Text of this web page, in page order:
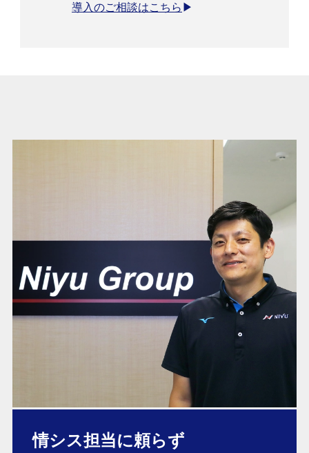
導入のご相談はこちら ▶
情シス担当に頼らず